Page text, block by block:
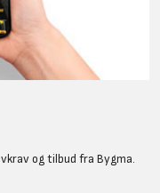
og tilbud fra Bygma.